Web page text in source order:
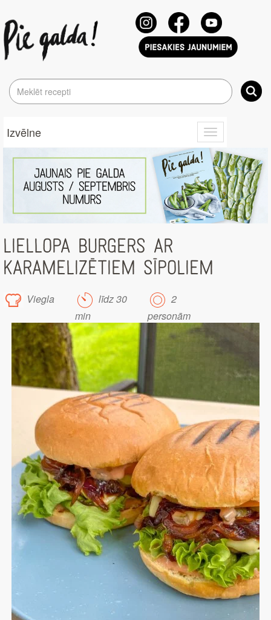
Toggle
navigation
Izvēlne
LIELLOPA BURGERS AR
KARAMELIZĒTIEM SĪPOLIEM
Viegla
līdz 30
min
2
personām